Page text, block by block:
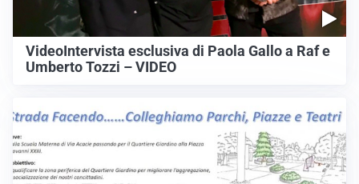
VideoIntervista esclusiva di Paola Gallo a Raf e
Umberto Tozzi – VIDEO